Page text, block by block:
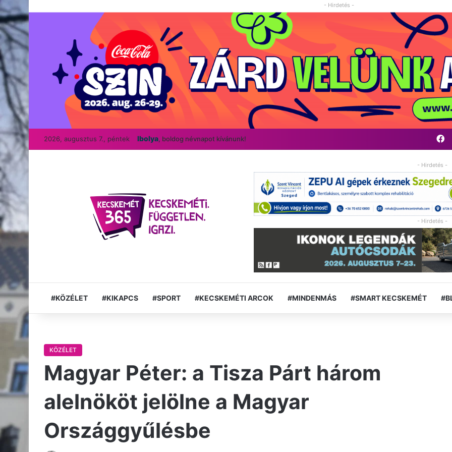
- Hirdetés -
2026, augusztus 7., péntek Ibolya, boldog névnapot kívánunk!
- Hirdetés -
- Hirdetés -
#KÖZÉLET #KIKAPCS #SPORT #KECSKEMÉTI ARCOK #MINDENMÁS #SMART KECSKEMÉT
KÖZÉLET
Magyar Péter: a Tisza Párt három
alelnököt jelölne a Magyar
Országgyűlésbe